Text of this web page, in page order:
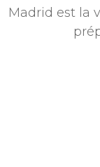
Madrid est la